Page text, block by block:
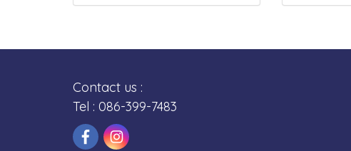
Contact us :
Tel : 086-399-7483